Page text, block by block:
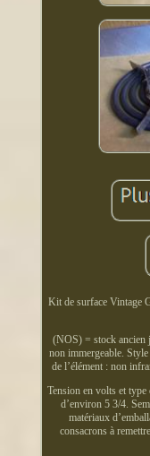
Kit de surface Vintage
(NOS) = stock ancien
non immergeable.
de l’élément : non
Tension en volts et
d’environ 5 3/4.
matériaux
consacrons à